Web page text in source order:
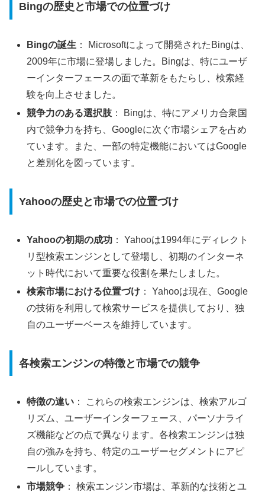
Bingの歴史と市場での位置づけ
Bingの誕生 ： Microsoftによって開発されたBingは、
2009年に市場に登場しました。Bingは、特にユーザ
ーインターフェースの面で革新をもたらし、検索経
験を向上させました。
競争力のある選択肢 ： Bingは、特にアメリカ合衆国
内で競争力を持ち、Googleに次ぐ市場シェアを占め
ています。また、一部の特定機能においてはGoogle
と差別化を図っています。
Yahooの歴史と市場での位置づけ
Yahooの初期の成功 ： Yahooは1994年にディレクト
リ型検索エンジンとして登場し、初期のインターネ
ット時代において重要な役割を果たしました。
検索市場における位置づけ ： Yahooは現在、Google
の技術を利用して検索サービスを提供しており、独
自のユーザーベースを維持しています。
各検索エンジンの特徴と市場での競争
特徴の違い ： これらの検索エンジンは、検索アルゴ
リズム、ユーザーインターフェース、パーソナライ
ズ機能などの点で異なります。各検索エンジンは独
自の強みを持ち、特定のユーザーセグメントにアピ
ールしています。
市場競争 ： 検索エンジン市場は、革新的な技術とユ